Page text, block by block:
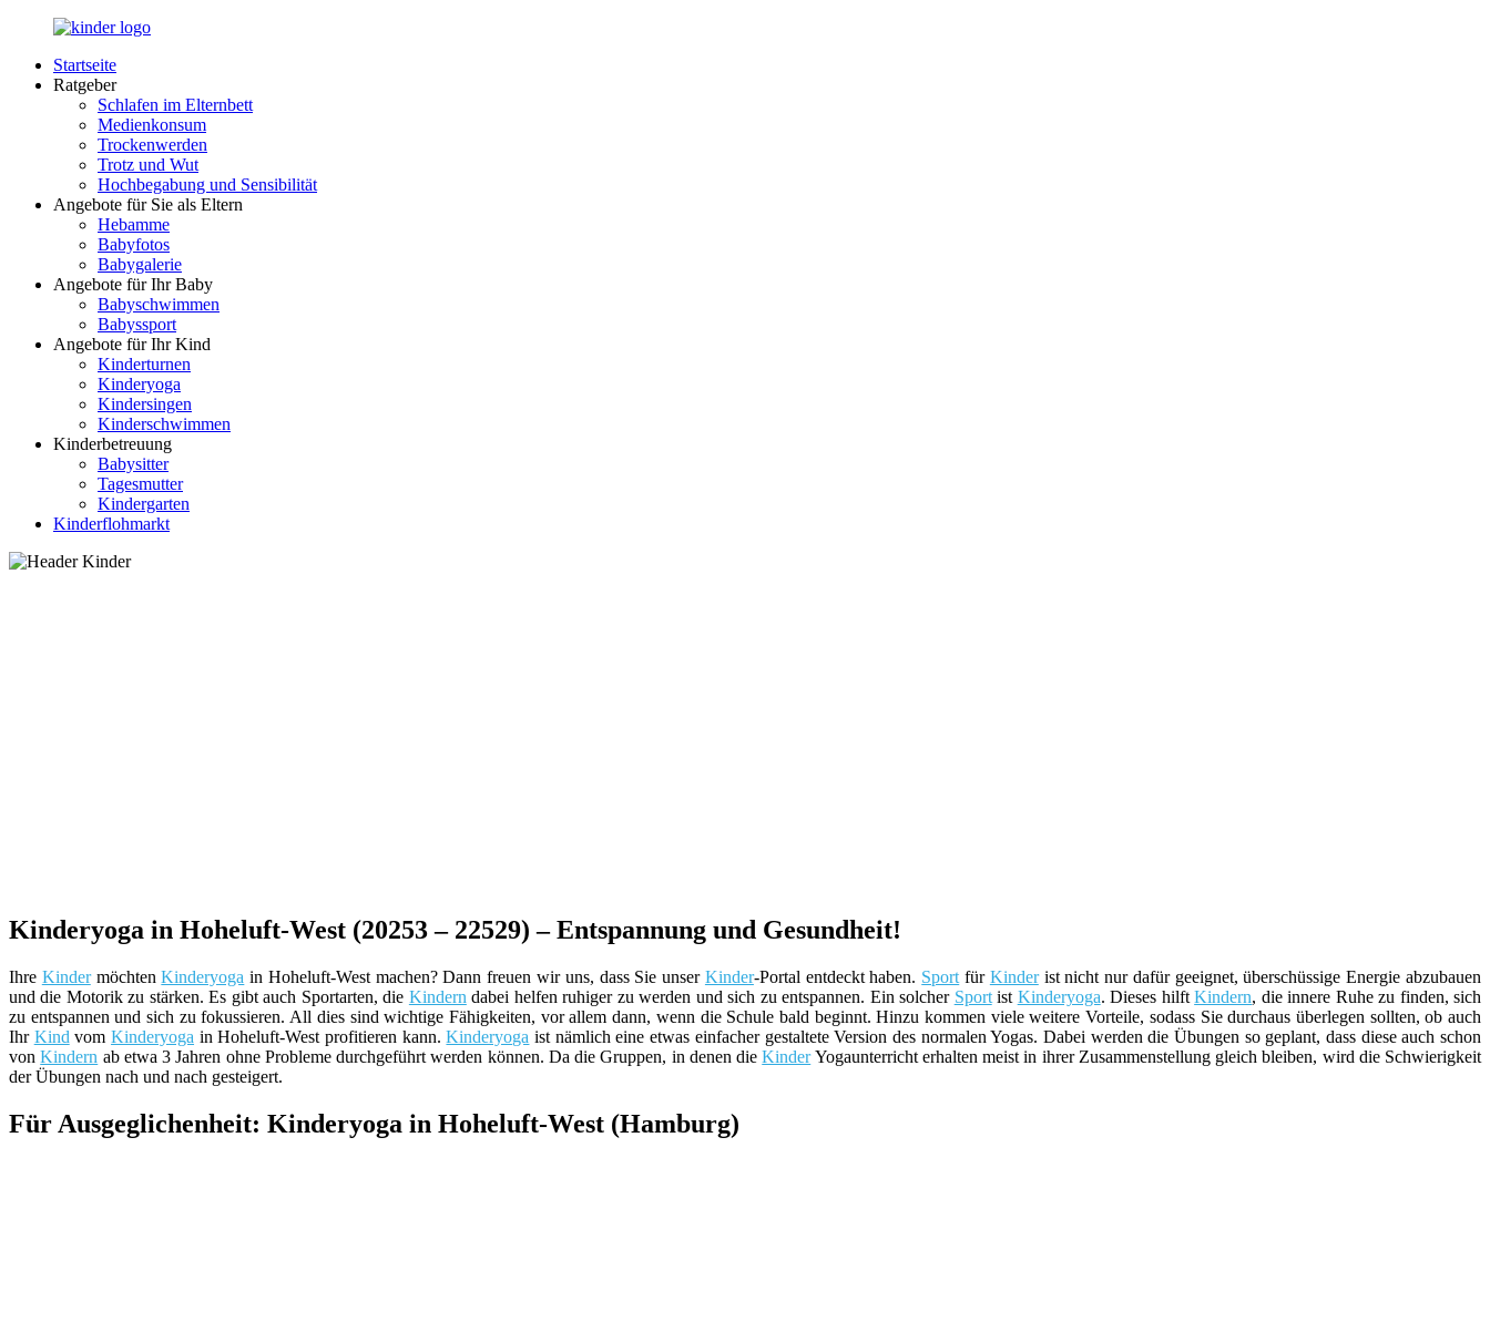
Zurück
Inhalt
LuckyKids.de
Das
Nachwuchs
Startseite
Ratgeber
Schlafen im Elternbett
Medienkonsum
Trockenwerden
Trotz und Wut
Hochbegabung und Sensibilität
Angebote für Sie als Eltern
Hebamme
Babyfotos
Babygalerie
Angebote für Ihr Baby
Babyschwimmen
Babyssport
Angebote für Ihr Kind
Kinderturnen
Kinderyoga
Kindersingen
Kinderschwimmen
Kinderbetreuung
Babysitter
Tagesmutter
Kindergarten
Kinderflohmarkt
Kinderyoga in Hoheluft-West (20253 – 22529) – Entspannung und Gesundheit!
Ihre KindermöchtenKinderyoga in Hoheluft-West machen? Dann freuen wir uns, dass Sie unser Kinder-Portal entdeckt haben. Sport für Kinderist nicht nur dafür geeignet, überschüssige Energie abzubauen
und die Motorik zu stärken. Es gibt auch Sportarten, die Kindern dabei helfen ruhiger zu werden und sich zu entspannen. Ein solcher Sportist Kinderyoga. Dieses hilftKindern, die innere Ruhe zu finden, sich
zu entspannen und sich zu fokussieren. All dies sind wichtige Fähigkeiten, vor allem dann, wenn die Schule bald beginnt. Hinzu kommen viele weitere Vorteile, sodass Sie durchaus überlegen sollten, ob auch
Ihr Kind vomKinderyoga in Hoheluft-West profitieren kann.Kinderyoga ist nämlich eine etwas einfacher gestaltete Version des normalen Yogas. Dabei werden die Übungen so geplant, dass diese auch schon
vonKindern ab etwa 3 Jahren ohne Probleme durchgeführt werden können. Da die Gruppen, in denen dieKinderYogaunterricht erhalten meist in ihrer Zusammenstellung gleich bleiben, wird die Schwierigkeit
der Übungen nach und nach gesteigert.
Für Ausgeglichenheit: Kinderyoga in Hoheluft-West (Hamburg)